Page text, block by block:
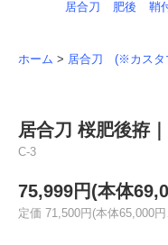
居合刀 肥後 鞘
ホーム > 居合刀 (※カスタ
居合刀 桜肥後拵
C-3
75,999円(本体
定価 71,500円(本体65,000